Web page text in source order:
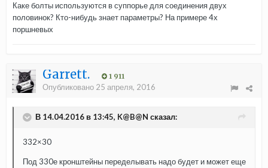
Каке болты используются в суппорье для соединения двух
половинок? Кто-нибудь знает параметры? На примере 4х
поршневых
Garrett. 1 911
Опубликовано 25 апреля, 2016
В 14.04.2016 в 13:45, K@B@N сказал:
332×30
Под 330е кронштейны переделывать надо будет и может еще